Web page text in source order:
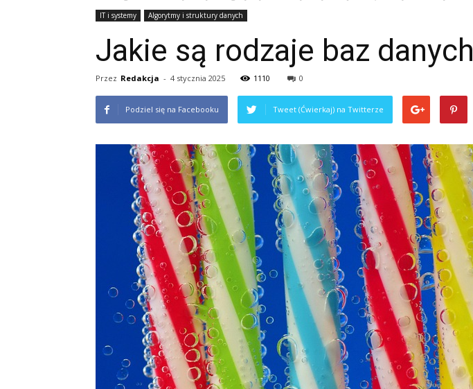
IT i systemy Algorytmy i struktury danych
Jakie są rodzaje baz
Przez Redakcja - 4 stycznia 2025 1110 0
Podziel się na Facebooku Tweet (Ćwierkaj) na Twitterze